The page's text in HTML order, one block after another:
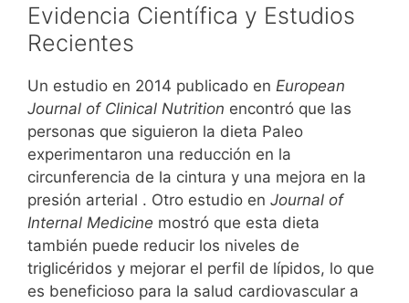
Evidencia Científica y Estudios
Recientes
Un estudio en 2014 publicado en European
Journal of Clinical Nutrition encontró que las
personas que siguieron la dieta Paleo
experimentaron una reducción en la
circunferencia de la cintura y una mejora en la
presión arterial . Otro estudio en Journal of
Internal Medicine mostró que esta dieta
también puede reducir los niveles de
triglicéridos y mejorar el perfil de lípidos, lo que
es beneficioso para la salud cardiovascular a